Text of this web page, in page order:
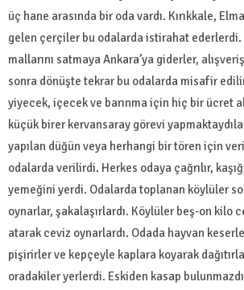
üç hane arasında bir oda vardı. Kırıkkale,
gelen çerçiler bu odalarda istirahat ederlerdi.
mallarını satmaya Ankara’ya giderler,
sonra dönüşte tekrar bu odalarda misafir
yiyecek, içecek ve barınma için hiç bir ücret
küçük birer kervansaray görevi
yapılan düğün veya herhangi bir tören için
odalarda verilirdi. Herkes odaya çağrılır,
yemeğini yerdi. Odalarda toplanan köylüler
oynarlar, şakalaşırlardı. Köylüler beş-on kilo
atarak ceviz oynarlardı. Odada hayvan
pişirirler ve kepçeyle kaplara koyarak
oradakiler yerlerdi. Eskiden kasap